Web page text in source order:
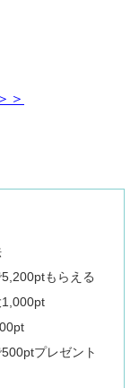
＞
もらえる
1,000pt
プレゼント